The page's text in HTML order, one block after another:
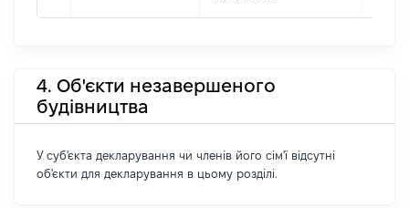
4. Об'єкти незавершеного
будівництва
У суб'єкта декларування чи членів його сім'ї відсутні
об'єкти для декларування в цьому розділі.